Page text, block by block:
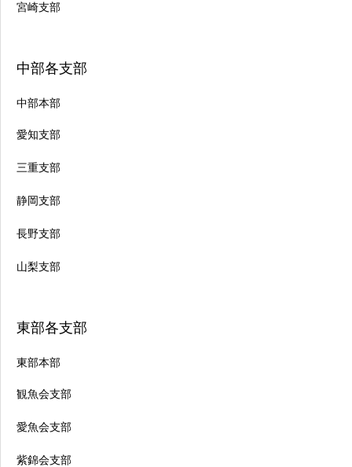
宮崎支部
中部各支部
中部本部
愛知支部
三重支部
静岡支部
長野支部
山梨支部
東部各支部
東部本部
観魚会支部
愛魚会支部
紫錦会支部